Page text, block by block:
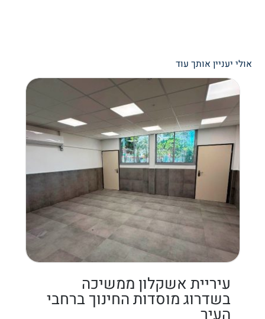
אולי יעניין אותך עוד
עיריית אשקלון ממשיכה
בשדרוג מוסדות החינוך ברחבי